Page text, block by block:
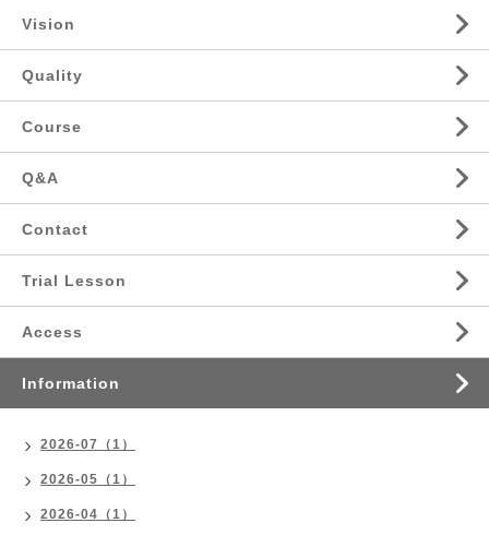
Vision
Quality
Course
Q&A
Contact
Trial Lesson
Access
Information
2026-07（1）
2026-05（1）
2026-04（1）